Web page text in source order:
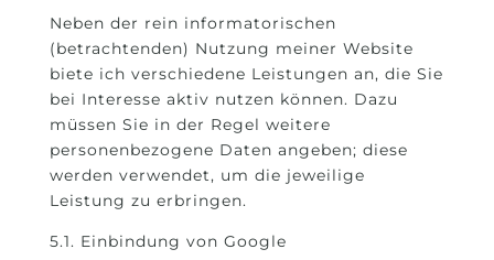
Neben der rein informatorischen
(betrachtenden) Nutzung meiner Website
biete ich verschiedene Leistungen an, die Sie
bei Interesse aktiv nutzen können. Dazu
müssen Sie in der Regel weitere
personenbezogene Daten angeben; diese
werden verwendet, um die jeweilige
Leistung zu erbringen.
5.1. Einbindung von Google